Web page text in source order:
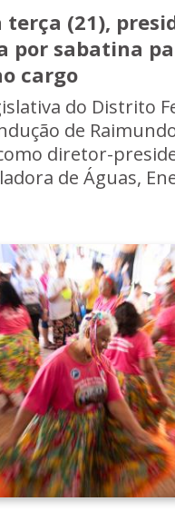
terça (21),
por sabatina
cargo
do Distrito
de
diretor-
de Águas,